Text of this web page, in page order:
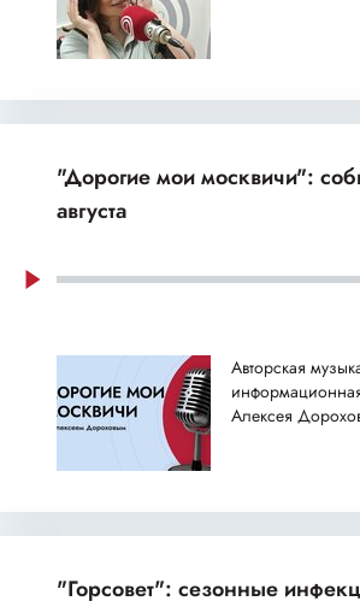
"Дорогие мои москвичи":
августа
Авторская
Алексея
"Горсовет": сезонные